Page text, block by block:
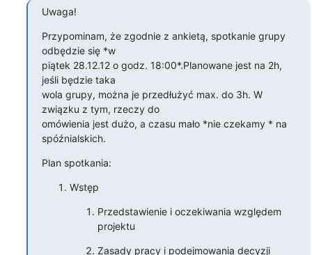
Uwaga!
Przypominam, że zgodnie z ankietą, spotkanie grupy
odbędzie się *w
piątek 28.12.12 o godz. 18:00*.Planowane jest na 2h,
jeśli będzie taka
wola grupy, można je przedłużyć max. do 3h. W
związku z tym, rzeczy do
omówienia jest dużo, a czasu mało *nie czekamy * na
spóźnialskich.
Plan spotkania:
Wstęp
Przedstawienie i oczekiwania względem
projektu
Zasady pracy i podejmowania decyzji